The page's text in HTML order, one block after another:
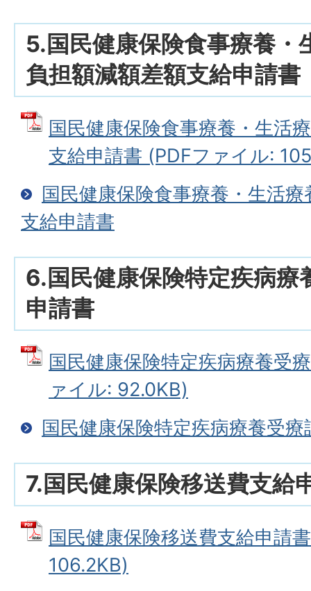
5.国民健康保険食事療養・
負担額減額差額支給申請書
国民健康保険食事療養・生活
支給申請書 (PDFファイル:
国民健康保険食事療養・生活
支給申請書
6.国民健康保険特定疾病療
申請書
国民健康保険特定疾病療養受
ァイル: 92.0KB)
国民健康保険特定疾病療養受
7.国民健康保険移送費支給
国民健康保険移送費支給申請
106.2KB)